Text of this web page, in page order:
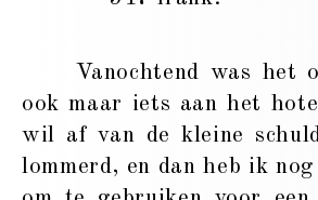
Vanochtend was het
ook maar iets aan het
wil af van de kleine
lommerd, en dan heb ik